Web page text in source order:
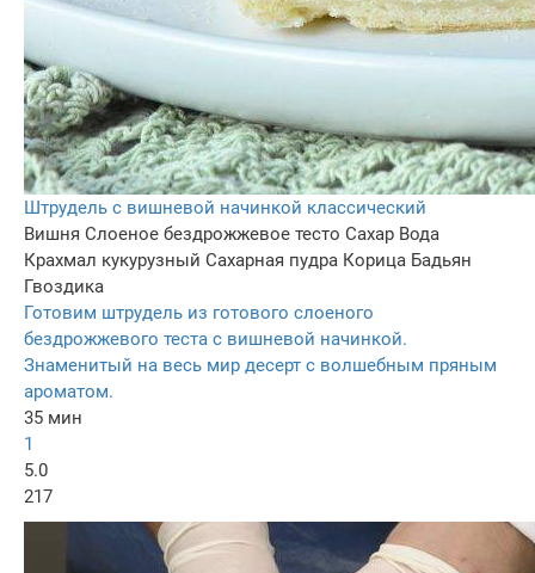
Штрудель с вишневой начинкой классический
Вишня Слоеное бездрожжевое тесто Сахар Вода
Крахмал кукурузный Сахарная пудра Корица Бадьян
Гвоздика
Готовим штрудель из готового слоеного
бездрожжевого теста с вишневой начинкой.
Знаменитый на весь мир десерт с волшебным пряным
ароматом.
35 мин
1
5.0
217